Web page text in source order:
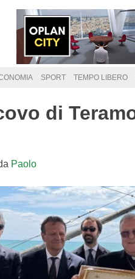
SPORT TEMPO LIBERO
di
Paolo